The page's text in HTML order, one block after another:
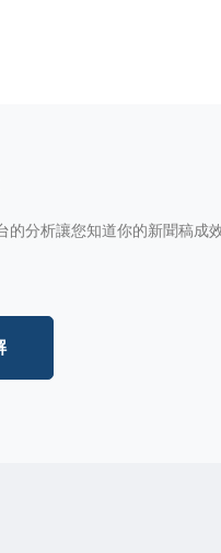
的分析讓您知道你的新聞稿成